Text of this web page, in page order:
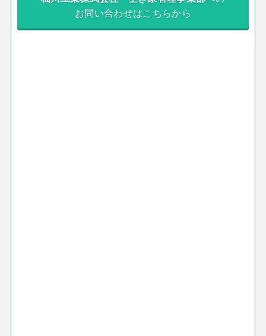
お問い合わせはこちらから